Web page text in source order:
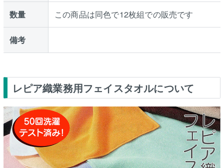
数量 この商品は同色で12枚組での販売です
備考
レピア織業務用フェイスタオルについて